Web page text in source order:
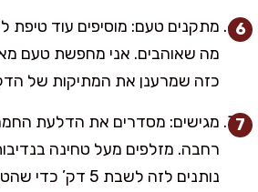
מתקנים טעם: מוסיפים עוד טיפת
מה שאוהבים. אני מחפשת טעם
כזה שמרענן את המתיקות של
מגישים: מסדרים את הדלעת
רחבה. מזלפים מעל טחינה
נותנים לזה לשבת 5